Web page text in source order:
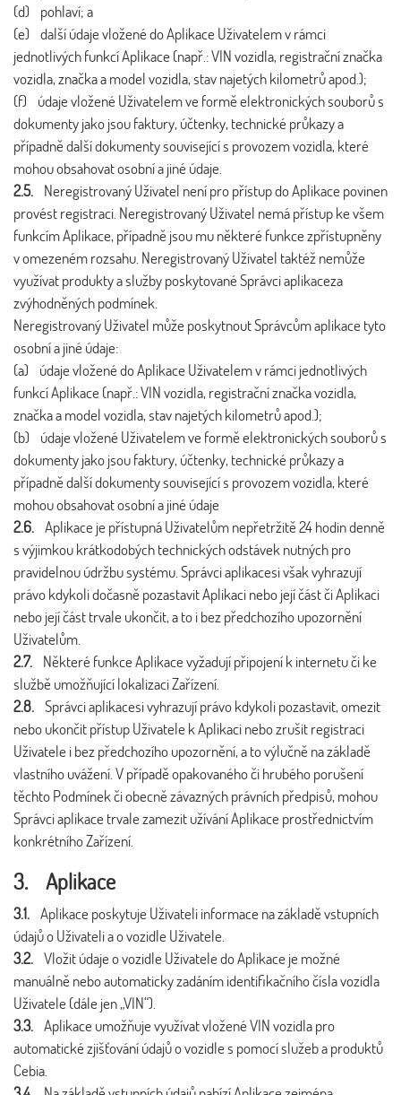
(d) pohlaví; a
(e) další údaje vložené do Aplikace Uživatelem v rámci
jednotlivých funkcí Aplikace (např.: VIN vozidla, registrační značka
vozidla, značka a model vozidla, stav najetých kilometrů apod.);
(f) údaje vložené Uživatelem ve formě elektronických souborů s
dokumenty jako jsou faktury, účtenky, technické průkazy a
případně další dokumenty související s provozem vozidla, které
mohou obsahovat osobní a jiné údaje.
2.5. Neregistrovaný Uživatel není pro přístup do Aplikace povinen
provést registraci. Neregistrovaný Uživatel nemá přístup ke všem
funkcím Aplikace, případně jsou mu některé funkce zpřístupněny
v omezeném rozsahu. Neregistrovaný Uživatel taktéž nemůže
využívat produkty a služby poskytované Správci aplikaceza
zvýhodněných podmínek.
Neregistrovaný Uživatel může poskytnout Správcům aplikace tyto
osobní a jiné údaje:
(a) údaje vložené do Aplikace Uživatelem v rámci jednotlivých
funkcí Aplikace (např.: VIN vozidla, registrační značka vozidla,
značka a model vozidla, stav najetých kilometrů apod.);
(b) údaje vložené Uživatelem ve formě elektronických souborů s
dokumenty jako jsou faktury, účtenky, technické průkazy a
případně další dokumenty související s provozem vozidla, které
mohou obsahovat osobní a jiné údaje
2.6. Aplikace je přístupná Uživatelům nepřetržitě 24 hodin denně
s výjimkou krátkodobých technických odstávek nutných pro
pravidelnou údržbu systému. Správci aplikacesi však vyhrazují
právo kdykoli dočasně pozastavit Aplikaci nebo její část či Aplikaci
nebo její část trvale ukončit, a to i bez předchozího upozornění
Uživatelům.
2.7. Některé funkce Aplikace vyžadují připojení k internetu či ke
službě umožňující lokalizaci Zařízení.
2.8. Správci aplikacesi vyhrazují právo kdykoli pozastavit, omezit
nebo ukončit přístup Uživatele k Aplikaci nebo zrušit registraci
Uživatele i bez předchozího upozornění, a to výlučně na základě
vlastního uvážení. V případě opakovaného či hrubého porušení
těchto Podmínek či obecně závazných právních předpisů, mohou
Správci aplikace trvale zamezit užívání Aplikace prostřednictvím
konkrétního Zařízení.
3. Aplikace
3.1. Aplikace poskytuje Uživateli informace na základě vstupních
údajů o Uživateli a o vozidle Uživatele.
3.2. Vložit údaje o vozidle Uživatele do Aplikace je možné
manuálně nebo automaticky zadáním identifikačního čísla vozidla
Uživatele (dále jen „VIN“).
3.3. Aplikace umožňuje využívat vložené VIN vozidla pro
automatické zjišťování údajů o vozidle s pomocí služeb a produktů
Cebia.